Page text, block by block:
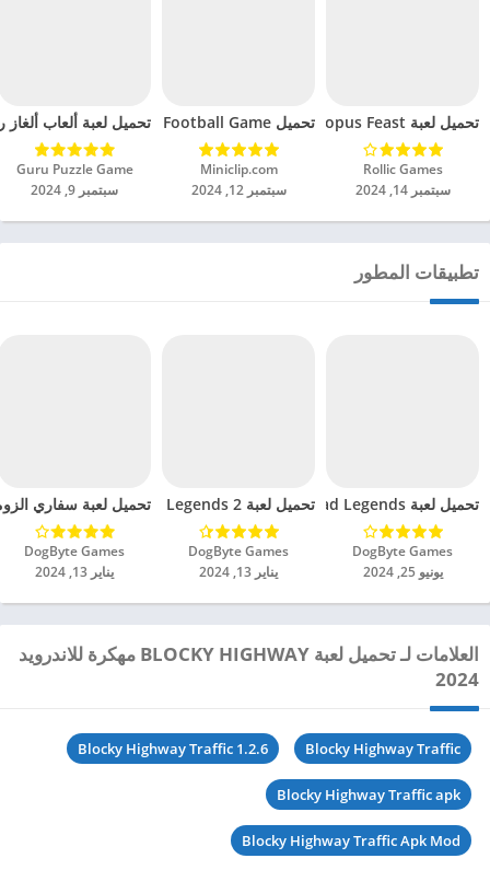
تحميل لعبة Octopus Feast مهكرة للاندرويد 2024
Rollic Games‏
سبتمبر 14, 2024
تحميل Soccer Hero PvP Football Game مهكرة للاندرويد 2024
Miniclip.com‏
سبتمبر 12, 2024
تحميل لعبة ألعاب ألغاز
Guru Puzzle Game‏
سبتمبر 9, 2024
تطبيقات المطور
تحميل لعبة Offroad Legends مهكرة للاندرويد 2024
DogByte Games‏
يونيو 25, 2024
تحميل لعبة Offroad Legends 2 مهكرة للاندرويد 2024
DogByte Games‏
يناير 13, 2024
تحميل لعبة سفاري
DogByte Games‏
يناير 13, 2024
العلامات لـ تحميل لعبة BLOCKY HIGHWAY مهكرة للاندرويد
2024
Blocky Highway Traffic
Blocky Highway Traffic 1.2.6
Blocky Highway Traffic apk
Blocky Highway Traffic Apk Mod